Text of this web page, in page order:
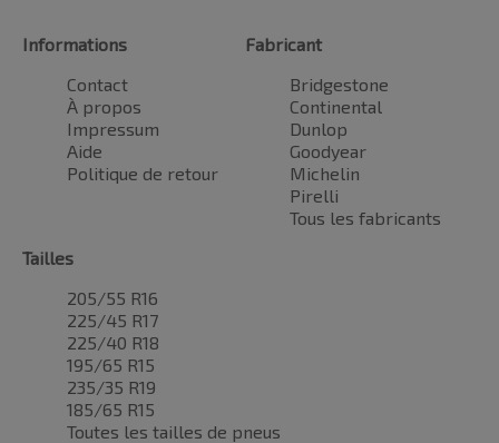
Informations
Contact
À propos
Impressum
Aide
Politique de retour
Fabricant
Bridgestone
Continental
Dunlop
Goodyear
Michelin
Pirelli
Tous les fabricants
Tailles
205/55 R16
225/45 R17
225/40 R18
195/65 R15
235/35 R19
185/65 R15
Toutes les tailles de pneus